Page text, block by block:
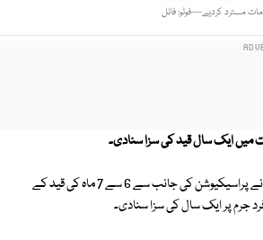
مسترد کردیے—فوٹو: فائل
میں ایک سال قید کی سزا سنادی۔
این ڈی ٹی وی کی رپورٹ کے مطابق سنگاپور کے ہائی کورٹ کے جج جسٹس وینسنٹ ہونگ نے پراسیکیوشن کی جانب سے 6 سے 7 ماہ کی قید کے